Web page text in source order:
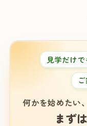
見学だけで
何かを始めたい
まず